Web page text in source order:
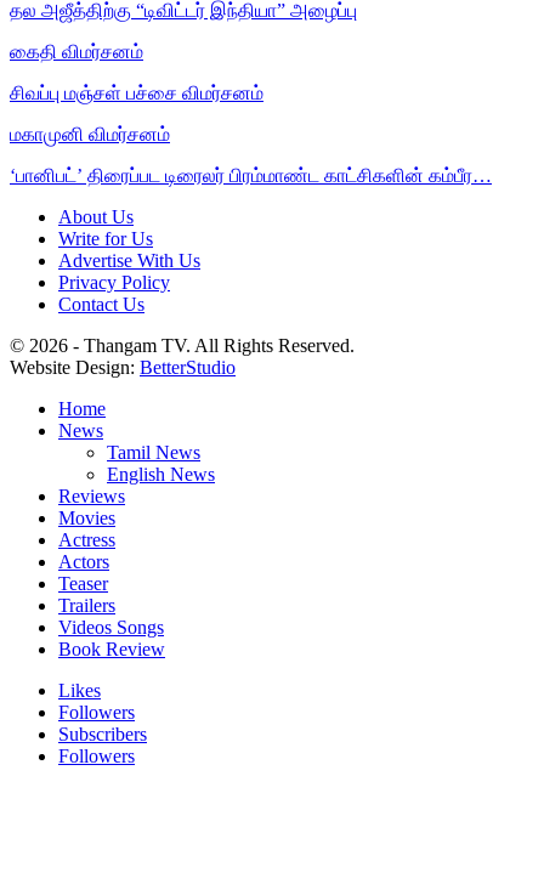
தல அஜீத்திற்கு “டிவிட்டர் இந்தியா” அழைப்பு
கைதி விமர்சனம்
சிவப்பு மஞ்சள் பச்சை விமர்சனம்
மகாமுனி விமர்சனம்
‘பானிபட்’ திரைப்பட டிரைலர் பிரம்மாண்ட காட்சிகளின் கம்பீர…
About Us
Write for Us
Advertise With Us
Privacy Policy
Contact Us
© 2026 - Thangam TV. All Rights Reserved.
Website Design: BetterStudio
Home
News
Tamil News
English News
Reviews
Movies
Actress
Actors
Teaser
Trailers
Videos Songs
Book Review
Likes
Followers
Subscribers
Followers